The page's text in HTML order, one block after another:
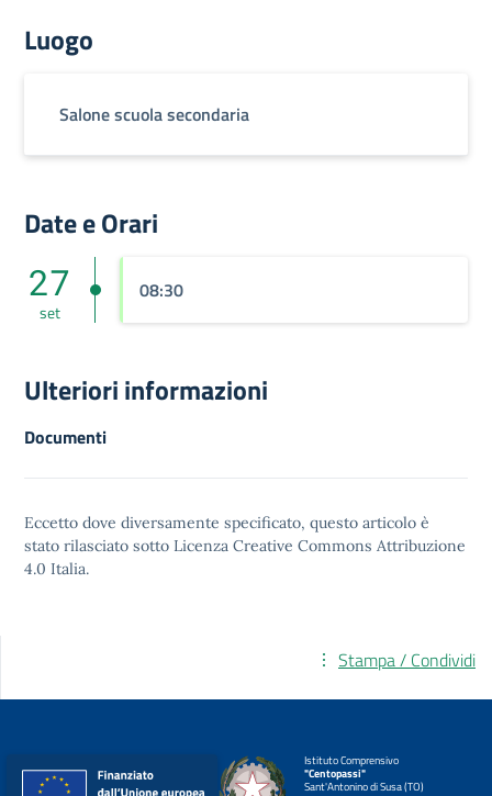
Luogo
Salone scuola secondaria
Date e Orari
27
set
08:30
Ulteriori informazioni
Documenti
Eccetto dove diversamente specificato, questo articolo è
stato rilasciato sotto Licenza Creative Commons Attribuzione
4.0 Italia.
Stampa / Condividi
Istituto Comprensivo
"Centopassi"
Sant'Antonino di Susa (TO)